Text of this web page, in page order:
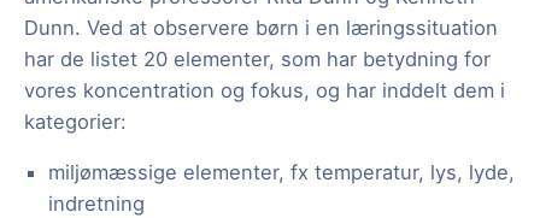
Dunn. Ved at observere børn i en læringssituation
har de listet 20 elementer, som har betydning for
vores koncentration og fokus, og har inddelt dem i
kategorier:
miljømæssige elementer, fx temperatur, lys, lyde,
indretning